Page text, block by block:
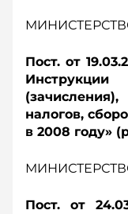
Пост. от
налогов,
в 2008 году»
Пост. от